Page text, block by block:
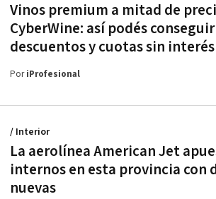
Vinos premium a mitad de
CyberWine: así podés
descuentos y cuotas sin interés
PoriProfesional
La aerolínea American Jet
internos en esta provincia con
nuevas
/ Interior